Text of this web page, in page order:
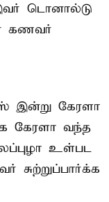
டொனால்டு
கணவர்
இன்று கேரளா
கேரளா வந்த
உள்பட
சுற்றுப்பார்க்க